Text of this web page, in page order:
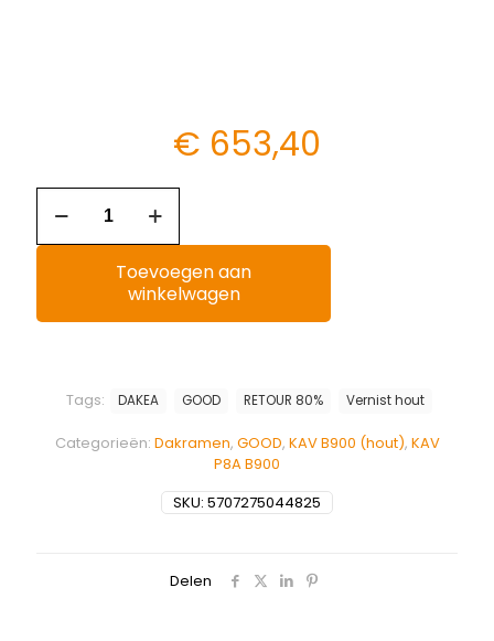
€ 653,40
Toevoegen aan
winkelwagen
SKU: 5707275044825
Categorieën: Dakramen, GOOD, KAV B900 (hout), KAV
P8A B900
Tags: DAKEA GOOD RETOUR 80% Vernist hout
Delen